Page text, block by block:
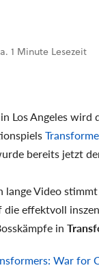
1 Minute Lesezeit
Los Angeles wird
bereits jetzt
Video
effektvoll
in
War for